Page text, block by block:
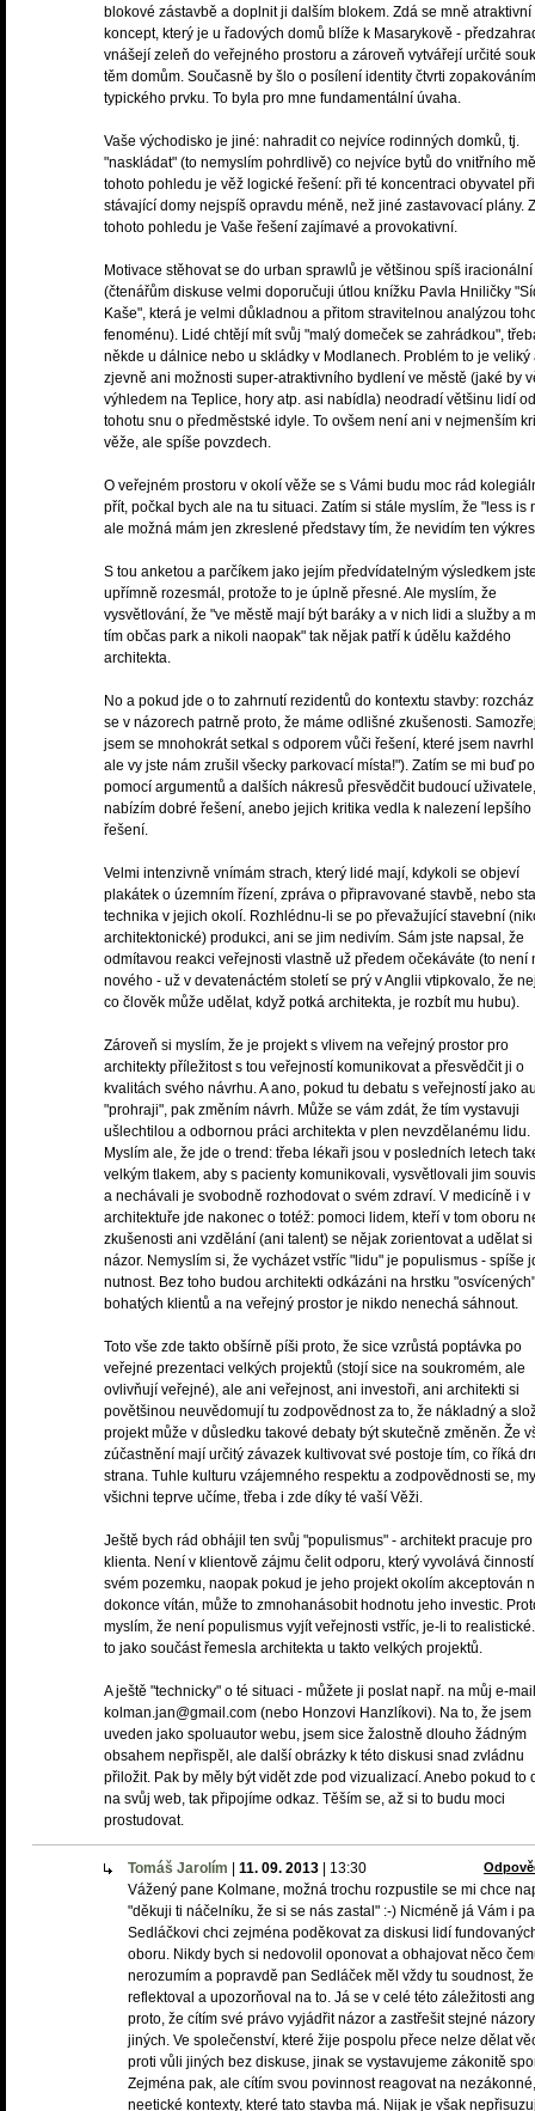
blokové zástavbě a doplnit ji dalším blokem. Zdá se mně atraktivní
koncept, který je u řadových domů blíže k Masarykově -
vnášejí zeleň do veřejného prostoru a zároveň vytvářejí určité
těm domům. Současně by šlo o posílení identity čtvrti zopakováním
typického prvku. To byla pro mne fundamentální úvaha.
Vaše východisko je jiné: nahradit co nejvíce rodinných domků, tj.
"naskládat" (to nemyslím pohrdlivě) co nejvíce bytů do vnitřního
tohoto pohledu je věž logické řešení: při té koncentraci obyvatel
stávající domy nejspíš opravdu méně, než jiné zastavovací plány. Z
tohoto pohledu je Vaše řešení zajímavé a provokativní.
Motivace stěhovat se do urban sprawlů je většinou spíš iracionální
(čtenářům diskuse velmi doporučuji útlou knížku Pavla Hniličky
Kaše", která je velmi důkladnou a přitom stravitelnou analýzou
fenoménu). Lidé chtějí mít svůj "malý domeček se zahrádkou",
někde u dálnice nebo u skládky v Modlanech. Problém to je veliký
zjevně ani možnosti super-atraktivního bydlení ve městě (jaké by
výhledem na Teplice, hory atp. asi nabídla) neodradí většinu lidí od
tohotu snu o předměstské idyle. To ovšem není ani v nejmenším
věže, ale spíše povzdech.
O veřejném prostoru v okolí věže se s Vámi budu moc rád
přít, počkal bych ale na tu situaci. Zatím si stále myslím, že "less is
ale možná mám jen zkreslené představy tím, že nevidím ten
S tou anketou a parčíkem jako jejím předvídatelným výsledkem
upřímně rozesmál, protože to je úplně přesné. Ale myslím, že
vysvětlování, že "ve městě mají být baráky a v nich lidi a služby a
tím občas park a nikoli naopak" tak nějak patří k údělu každého
architekta.
No a pokud jde o to zahrnutí rezidentů do kontextu stavby:
se v názorech patrně proto, že máme odlišné zkušenosti.
jsem se mnohokrát setkal s odporem vůči řešení, které jsem
ale vy jste nám zrušil všecky parkovací místa!"). Zatím se mi buď
pomocí argumentů a dalších nákresů přesvědčit budoucí
nabízím dobré řešení, anebo jejich kritika vedla k nalezení lepšího
řešení.
Velmi intenzivně vnímám strach, který lidé mají, kdykoli se objeví
plakátek o územním řízení, zpráva o připravované stavbě, nebo
technika v jejich okolí. Rozhlédnu-li se po převažující stavební
architektonické) produkci, ani se jim nedivím. Sám jste napsal, že
odmítavou reakci veřejnosti vlastně už předem očekáváte (to není
nového - už v devatenáctém století se prý v Anglii vtipkovalo, že
co člověk může udělat, když potká architekta, je rozbít mu hubu).
Zároveň si myslím, že je projekt s vlivem na veřejný prostor pro
architekty příležitost s tou veřejností komunikovat a přesvědčit ji o
kvalitách svého návrhu. A ano, pokud tu debatu s veřejností jako
"prohraji", pak změním návrh. Může se vám zdát, že tím vystavuji
ušlechtilou a odbornou práci architekta v plen nevzdělanému lidu.
Myslím ale, že jde o trend: třeba lékaři jsou v posledních letech
velkým tlakem, aby s pacienty komunikovali, vysvětlovali jim
a nechávali je svobodně rozhodovat o svém zdraví. V medicíně i v
architektuře jde nakonec o totéž: pomoci lidem, kteří v tom oboru
zkušenosti ani vzdělání (ani talent) se nějak zorientovat a udělat si
názor. Nemyslím si, že vycházet vstříc "lidu" je populismus - spíše
nutnost. Bez toho budou architekti odkázáni na hrstku "osvícených"
bohatých klientů a na veřejný prostor je nikdo nenechá sáhnout.
Toto vše zde takto obšírně píši proto, že sice vzrůstá poptávka po
veřejné prezentaci velkých projektů (stojí sice na soukromém, ale
ovlivňují veřejné), ale ani veřejnost, ani investoři, ani architekti si
povětšinou neuvědomují tu zodpovědnost za to, že nákladný a
projekt může v důsledku takové debaty být skutečně změněn. Že
zúčastnění mají určitý závazek kultivovat své postoje tím, co říká
strana. Tuhle kulturu vzájemného respektu a zodpovědnosti se,
všichni teprve učíme, třeba i zde díky té vaší Věži.
Ještě bych rád obhájil ten svůj "populismus" - architekt pracuje pro
klienta. Není v klientově zájmu čelit odporu, který vyvolává
svém pozemku, naopak pokud je jeho projekt okolím akceptován
dokonce vítán, může to zmnohanásobit hodnotu jeho investic.
myslím, že není populismus vyjít veřejnosti vstříc, je-li to
to jako součást řemesla architekta u takto velkých projektů.
A ještě "technicky" o té situaci - můžete ji poslat např. na můj e-
kolman.jan@gmail.com (nebo Honzovi Hanzlíkovi). Na to, že jsem
uveden jako spoluautor webu, jsem sice žalostně dlouho žádným
obsahem nepřispěl, ale další obrázky k této diskusi snad zvládnu
přiložit. Pak by měly být vidět zde pod vizualizací. Anebo pokud to
na svůj web, tak připojíme odkaz. Těším se, až si to budu moci
prostudovat.
Tomáš Jarolím 11. 09. 2013 13:30
Vážený pane Kolmane, možná trochu rozpustile se mi chce
"děkuji ti náčelníku, že si se nás zastal" :-) Nicméně já Vám i
Sedláčkovi chci zejména poděkovat za diskusi lidí
oboru. Nikdy bych si nedovolil oponovat a obhajovat něco
nerozumím a popravdě pan Sedláček měl vždy tu soudnost,
reflektoval a upozorňoval na to. Já se v celé této záležitosti
proto, že cítím své právo vyjádřit názor a zastřešit stejné názory
jiných. Ve společenství, které žije pospolu přece nelze dělat
proti vůli jiných bez diskuse, jinak se vystavujeme zákonitě
Zejména pak, ale cítím svou povinnost reagovat na
neetické kontexty, které tato stavba má. Nijak je však